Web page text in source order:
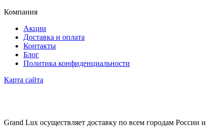
Компания
Акции
Доставка и оплата
Контакты
Блог
Политика конфиденциальности
Карта сайта
Grand Lux осуществляет доставку по всем городам России и